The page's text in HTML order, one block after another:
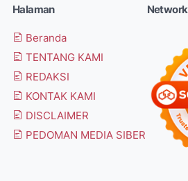
Halaman
Beranda
TENTANG KAMI
REDAKSI
KONTAK KAMI
DISCLAIMER
PEDOMAN MEDIA SIBER
Network